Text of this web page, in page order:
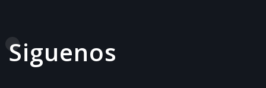
Siguenos